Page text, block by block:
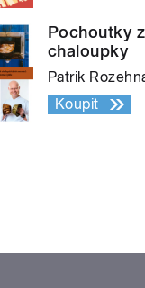
Pochoutky
chaloupky
Patrik
Koupit